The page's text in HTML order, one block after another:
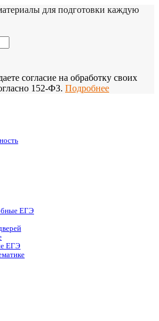
для подготовки каждую
согласие на обработку своих
152-ФЗ. Подробнее
ЕГЭ
ЕГЭ